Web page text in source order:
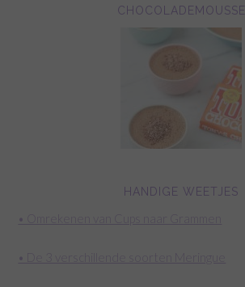
CHOCOLADEMOUSSE
HANDIGE WEETJES
• Omrekenen van Cups naar Grammen
• De 3 verschillende soorten Meringue